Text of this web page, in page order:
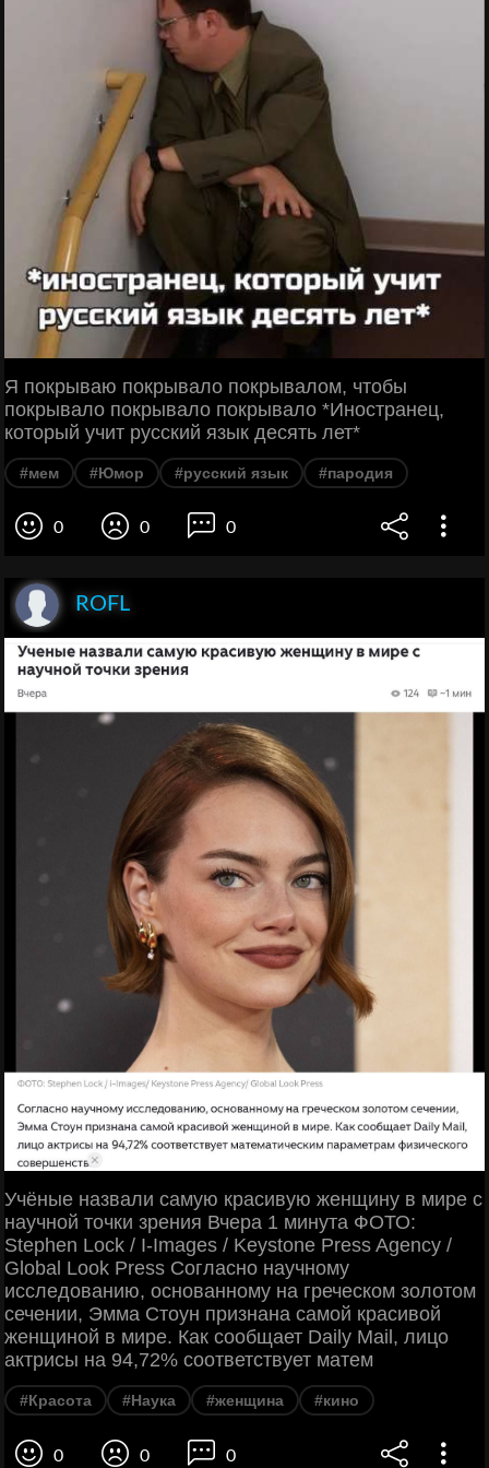
Я покрываю покрывалo покрывалом, чтобы
покрывало покрывало покрывало *Иностранец,
который учит русский язык десять лет*
#мем #Юмор #русский язык #пародия
0 0 0
ROFL
Учёные назвали самую красивую женщину в мире с
научной точки зрения Вчера 1 минута ФОТО:
Stephen Lock / I-Images / Keystone Press Agency /
Global Look Press Согласно научному
исследованию, основанному на греческом золотом
сечении, Эмма Стоун признана самой красивой
женщиной в мире. Как сообщает Daily Mail, лицо
актрисы на 94,72% соответствует матем
#Красота #Наука #женщина #кино
0 0 0